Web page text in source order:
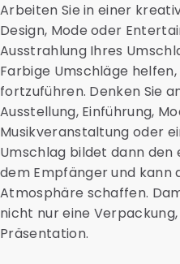
Arbeiten Sie in einer
Design, Mode oder
Ausstrahlung Ihres
Farbige Umschläge
fortzuführen. Denken Sie
Ausstellung, Einführung,
Musikveranstaltung oder
Umschlag bildet dann
dem Empfänger und kann
Atmosphäre schaffen.
nicht nur eine
Präsentation.